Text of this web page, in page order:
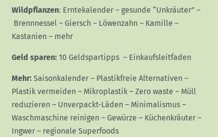
Wildpflanzen: Erntekalender – gesunde “Unkräuter” –
Brennnessel – Giersch – Löwenzahn – Kamille –
Kastanien – mehr
Geld sparen: 10 Geldspartipps – Einkaufsleitfaden
Mehr: Saisonkalender – Plastikfreie Alternativen –
Plastik vermeiden – Mikroplastik – Zero waste – Müll
reduzieren – Unverpackt-Läden – Minimalismus –
Waschmaschine reinigen – Gewürze – Küchenkräuter –
Ingwer – regionale Superfoods